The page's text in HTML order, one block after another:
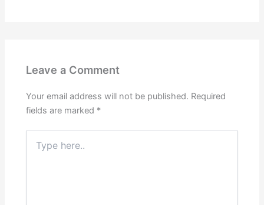
Leave a Comment
Your email address will not be published. Required
fields are marked *
here..